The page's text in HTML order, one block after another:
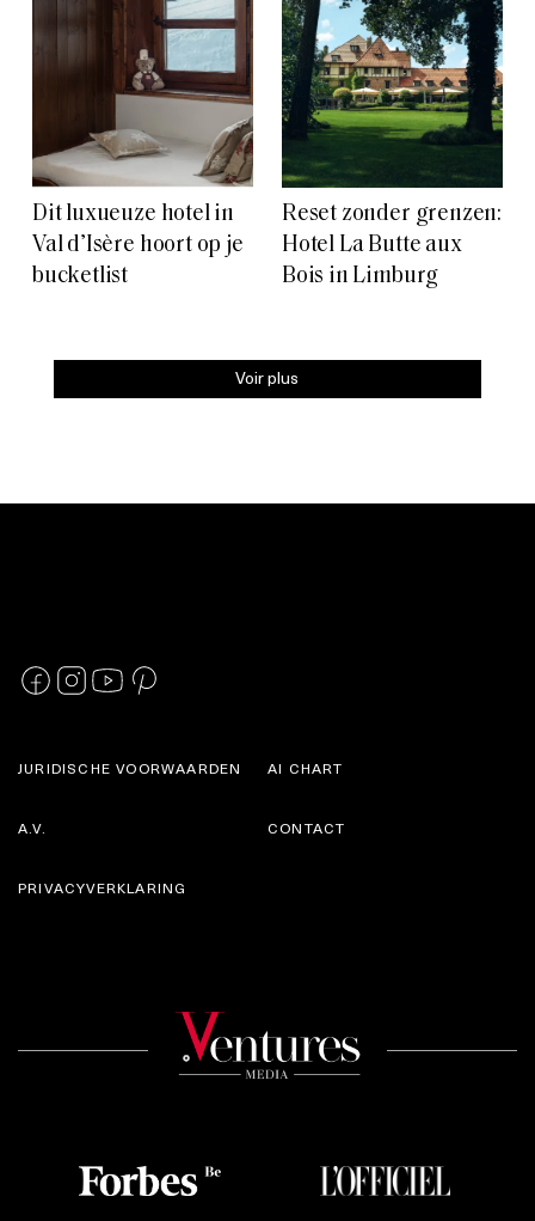
Dit luxueuze hotel in
Val d’Isère hoort op je
bucketlist
Reset zonder grenzen:
Hotel La Butte aux
Bois in Limburg
Voir plus
JURIDISCHE VOORWAARDEN
A.V.
AI CHART
CONTACT
PRIVACYVERKLARING